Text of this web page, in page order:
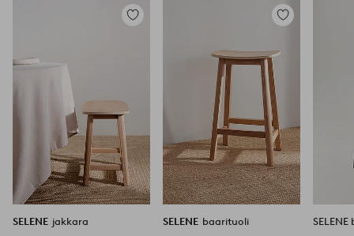
Lisää
SELENE jakkara
Lisää
SELENE baarituoli